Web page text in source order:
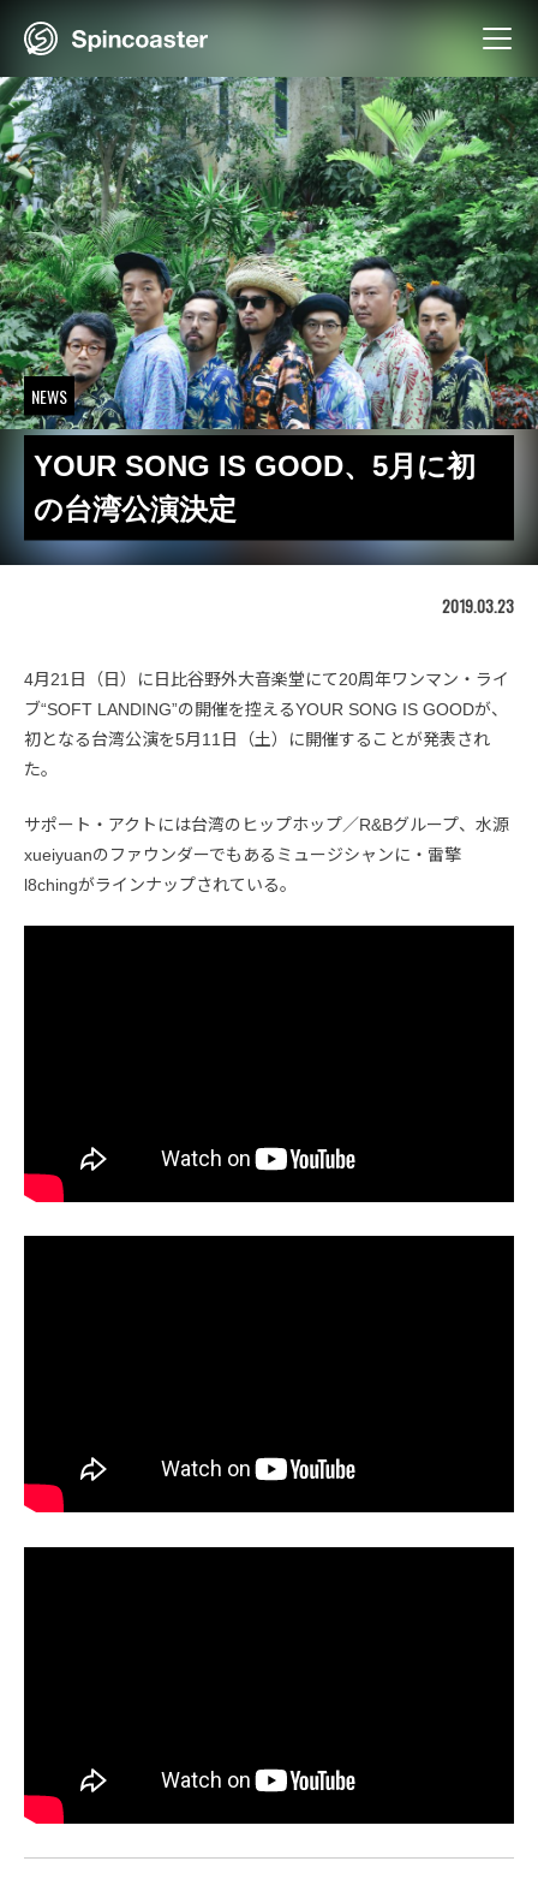
NEWS
YOUR SONG IS GOOD、5月に初
の台湾公演決定
2019.03.23
4月21日（日）に日比谷野外大音楽堂にて20周年ワンマン・ライ
ブ“SOFT LANDING”の開催を控えるYOUR SONG IS GOODが、
初となる台湾公演を5月11日（土）に開催することが発表され
た。
サポート・アクトには台湾のヒップホップ／R&Bグループ、水源
xueiyuanのファウンダーでもあるミュージシャンに・雷擎
l8chingがラインナップされている。